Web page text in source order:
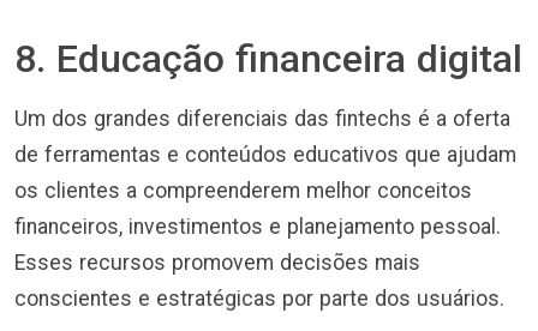
8. Educação financeira digital
Um dos grandes diferenciais das fintechs é a oferta
de ferramentas e conteúdos educativos que ajudam
os clientes a compreenderem melhor conceitos
financeiros, investimentos e planejamento pessoal.
Esses recursos promovem decisões mais
conscientes e estratégicas por parte dos usuários.